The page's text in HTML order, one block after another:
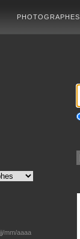
PHOTOGRAPHES
jj/mm/aaaa